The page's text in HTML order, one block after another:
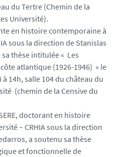
du Tertre (Chemin de la
Université).
en histoire contemporaine à
sous la direction de Stanislas
thèse intitulée « Les
atlantique (1926-1946) » le
14h, salle 104 du château du
(chemin de la Censive du
doctorant en histoire
– CRHIA sous la direction
a soutenu sa thèse
et fonctionnelle de